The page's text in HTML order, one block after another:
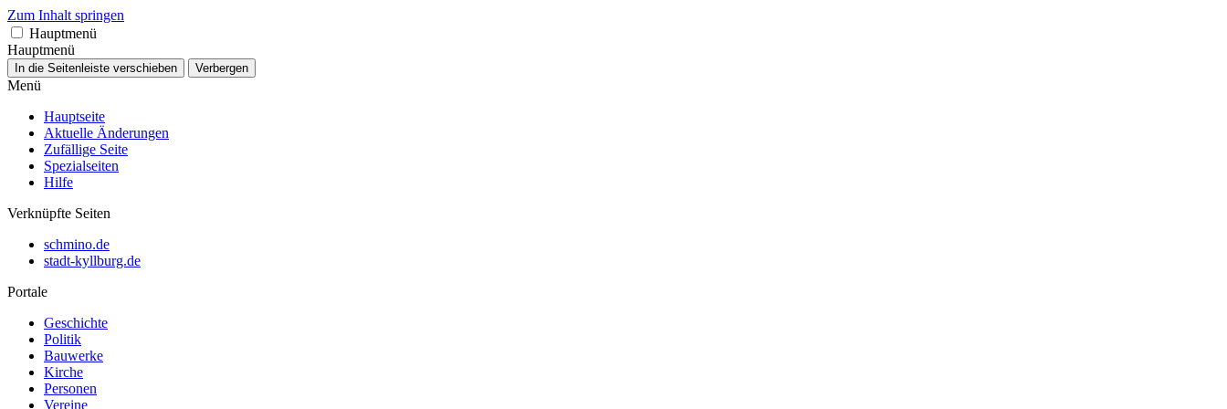
Zum Inhalt springen
Hauptmenü
Hauptmenü
In die Seitenleiste verschieben Verbergen
Menü
Hauptseite
Aktuelle Änderungen
Zufällige Seite
Spezialseiten
Hilfe
Verknüpfte Seiten
schmino.de
stadt-kyllburg.de
Portale
Geschichte
Politik
Bauwerke
Kirche
Personen
Vereine